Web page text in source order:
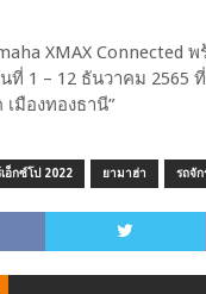
XMAX
ที่ 1 – 12 ธันวาคม 2565
มืองทองธานี”
อ็กซ์โป 2022 ยามาฮ่า รถจั